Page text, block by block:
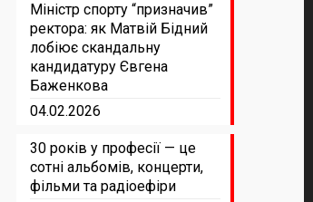
Міністр спорту “призначив”
ректора: як Матвій Бідний
лобіює скандальну
кандидатуру Євгена
Баженкова
04.02.2026
30 років у професії — це
сотні альбомів, концерти,
фільми та радіоефіри